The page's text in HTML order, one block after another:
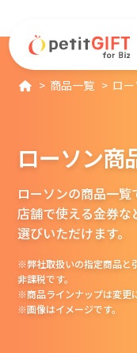
商品一覧 ロ
ローソン商
ローソンの商品一
店舗で使える金券な
選びいただけます。
※弊社取扱いの指定商品と
非課税です。
※商品ラインナップは変更
※画像はイメージです。